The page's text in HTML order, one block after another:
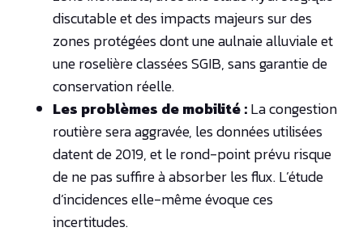
discutable et des impacts majeurs sur des
zones protégées dont une aulnaie alluviale et
une roselière classées SGIB, sans garantie de
conservation réelle.
Les problèmes de mobilité :La congestion
routière sera aggravée, les données utilisées
datent de 2019, et le rond-point prévu risque
de ne pas suffire à absorber les flux. L’étude
d’incidences elle-même évoque ces
incertitudes.